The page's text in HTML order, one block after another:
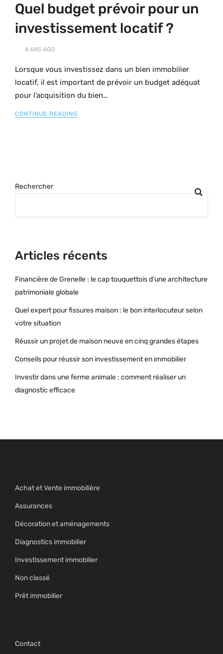
Quel budget prévoir pour un
investissement locatif ?
4 ANS AGO
Lorsque vous investissez dans un bien immobilier
locatif, il est important de prévoir un budget adéquat
pour l’acquisition du bien…
CONTINUE READING
Rechercher
Articles récents
Financière de Grenelle : le cap touquettois d’une architecture
patrimoniale globale
Quel expert pour fissures maison : le bon interlocuteur selon
votre situation
Réussir un projet de maison neuve en cinq grandes étapes
Conseils pour réussir son investissement en immobilier
Investir dans une ferme animale : comment réaliser un
diagnostic efficace
Achat et Vente immobilière
Assurances
Décoration et aménagements
Diagnostics immobilier
Investissement immobilier
Non classé
Prêt immobilier
Contact